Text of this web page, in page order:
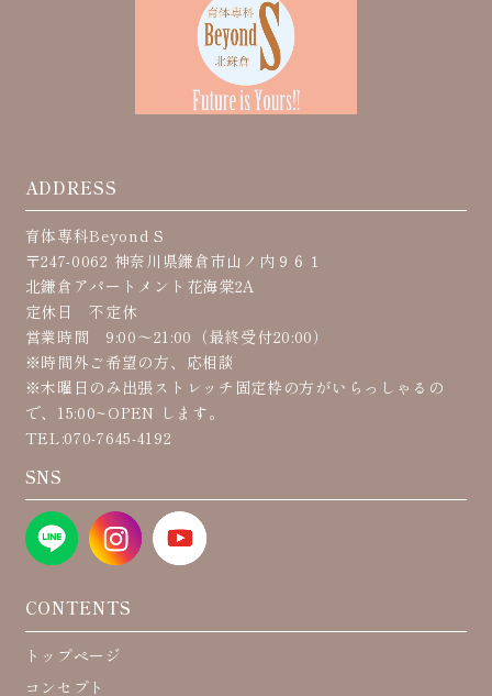
ADDRESS
育体専科Beyond S
〒247-0062 神奈川県鎌倉市山ノ内９６１
北鎌倉アパートメント花海棠2A
定休日 不定休
営業時間 9:00〜21:00（最終受付20:00）
※時間外ご希望の方、応相談
※木曜日のみ出張ストレッチ固定枠の方がいらっしゃるの
で、15:00~OPEN します。
TEL:070-7645-4192
SNS
CONTENTS
トップページ
コンセプト